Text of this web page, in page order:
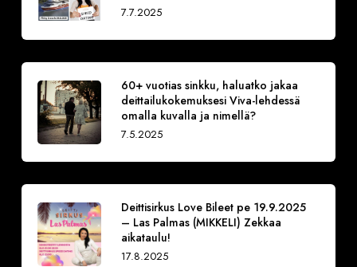
7.7.2025
60+ vuotias sinkku, haluatko jakaa
deittailukokemuksesi Viva-lehdessä
omalla kuvalla ja nimellä?
7.5.2025
Deittisirkus Love Bileet pe 19.9.2025
– Las Palmas (MIKKELI) Zekkaa
aikataulu!
17.8.2025